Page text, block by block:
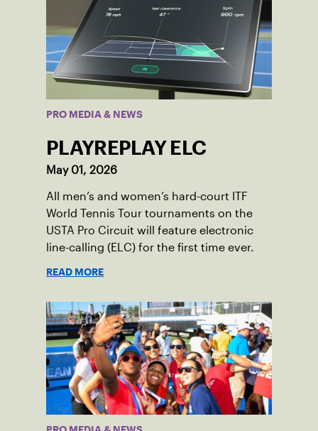
PRO MEDIA & NEWS
PLAYREPLAY ELC
May 01, 2026
All men’s and women’s hard-court ITF
World Tennis Tour tournaments on the
USTA Pro Circuit will feature electronic
line-calling (ELC) for the first time ever.
READ MORE